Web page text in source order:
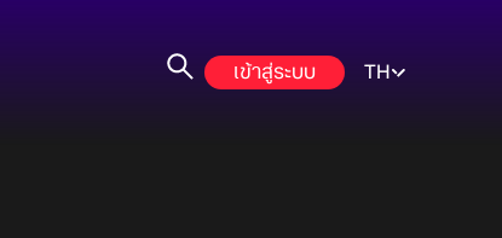
เข้าสู่ระบบ TH